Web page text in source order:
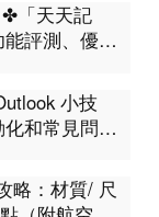
「天天記
評測、優缺
小技
和常見問題
略：材質/ 尺